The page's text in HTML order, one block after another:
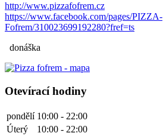
http://www.pizzafofrem.cz
https://www.facebook.com/pages/PIZZA-
Fofrem/310023699192280?fref=ts
donáška
Otevírací hodiny
pondělí 10:00 - 22:00
Úterý
10:00 - 22:00